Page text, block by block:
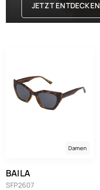
JETZT ENTDECKEN
Damen
BAILA
SFP2607